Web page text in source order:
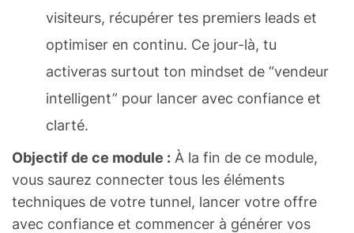
visiteurs, récupérer tes premiers leads et
optimiser en continu. Ce jour-là, tu
activeras surtout ton mindset de “vendeur
intelligent” pour lancer avec confiance et
clarté.
Objectif de ce module : À la fin de ce module,
vous saurez connecter tous les éléments
techniques de votre tunnel, lancer votre offre
avec confiance et commencer à générer vos